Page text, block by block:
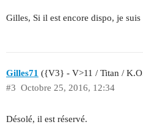
Gilles, Si il est encore dispo, je
Gilles71 ({V3} - V>11 / Titan /
Octobre 25, 2016, 12:34
#3
Désolé, il est réservé.